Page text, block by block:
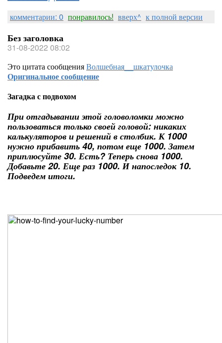
комментарии: 0 понравилось! вверх^ к полной версии
Без заголовка
31-08-2022 08:02
Это цитата сообщенияВолшебная__шкатулочка
Оригинальное сообщение
Загадка с подвохом
При отгадывании этой головоломки можно
пользоваться только своей головой: никаких
калькуляторов и решений в столбик. К 1000
нужно прибавить 40, потом еще 1000. Затем
приплюсуйте 30. Есть? Теперь снова 1000.
Добавьте 20. Еще раз 1000. И напоследок 10.
Подведем итоги.